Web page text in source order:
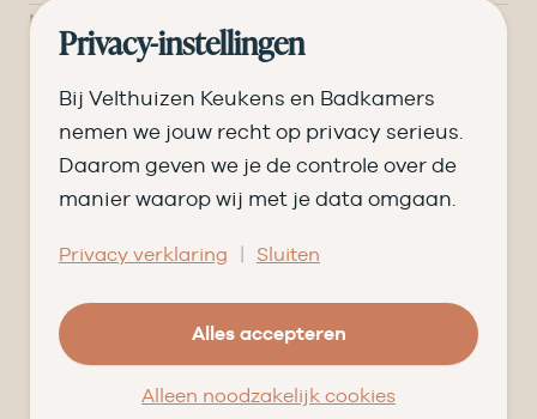
Nieuws
Pluspunten
Vacatures ➑
Openingstijden
09.00 tot 17.30
09.00 tot 20.00
09.00 tot 16.30
Privacy-instellingen
Bij Velthuizen Keukens en Badkamers
nemen we jouw recht op privacy serieus.
Daarom geven we je de controle over de
manier waarop wij met je data omgaan.
Privacy verklaring | Sluiten
Alles accepteren
Alleen noodzakelijk cookies